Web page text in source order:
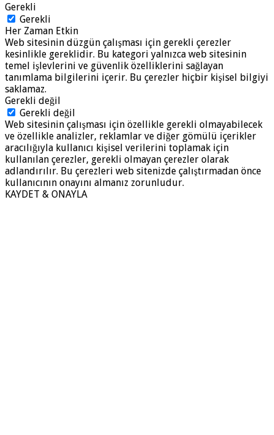
Gerekli
Gerekli
Her Zaman Etkin
Web sitesinin düzgün çalışması için gerekli çerezler
kesinlikle gereklidir. Bu kategori yalnızca web sitesinin
temel işlevlerini ve güvenlik özelliklerini sağlayan
tanımlama bilgilerini içerir. Bu çerezler hiçbir kişisel bilgiyi
saklamaz.
Gerekli değil
Gerekli değil
Web sitesinin çalışması için özellikle gerekli olmayabilecek
ve özellikle analizler, reklamlar ve diğer gömülü içerikler
aracılığıyla kullanıcı kişisel verilerini toplamak için
kullanılan çerezler, gerekli olmayan çerezler olarak
adlandırılır. Bu çerezleri web sitenizde çalıştırmadan önce
kullanıcının onayını almanız zorunludur.
KAYDET & ONAYLA